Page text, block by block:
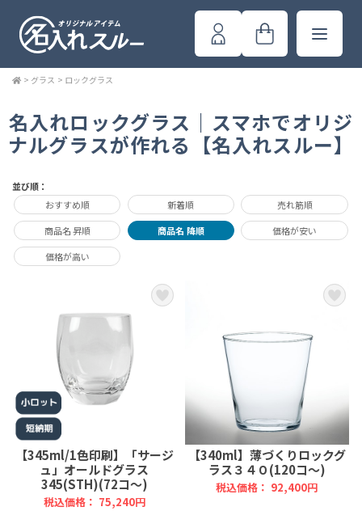
> グラス > ロックグラス
名入れロックグラス｜スマホでオリジ
ナルグラスが作れる【名入れスルー】
並び順：
おすすめ順
新着順 売れ筋順
商品名 昇順 商品名 降順 価格が安い
価格が高い
【345ml/1色印刷】「サージ
ュ」オールドグラス
345(STH)(72コ～)
税込価格： 75,240円
【340ml】薄づくりロックグ
ラス３４０(120コ～)
税込価格： 92,400円